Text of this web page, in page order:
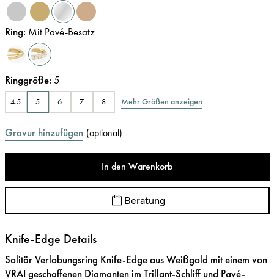
Ring: Mit Pavé-Besatz
Ringgröße: 5
4.5 5 6 7 8 Mehr Größen anzeigen
Gravur hinzufügen (optional)
In den Warenkorb
Beratung
Knife-Edge Details
Solitär Verlobungsring Knife-Edge aus Weißgold mit einem von
VRAI geschaffenen Diamanten im Trillant-Schliff und Pavé-